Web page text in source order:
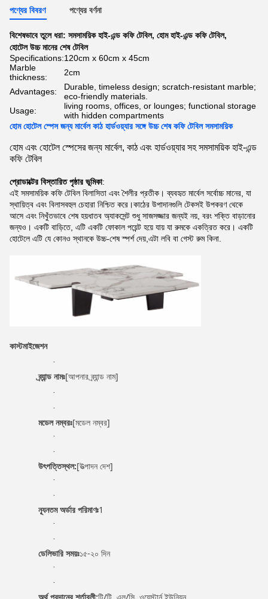
পণ্যের বিবরণ পণ্যের বর্ণনা
বিশেষভাবে তুলে ধরা: সমসাময়িক হাই-এন্ড কফি টেবিল, হোম হাই-এন্ড কফি টেবিল,
হোটেল উচ্চ মানের শেষ টেবিল
Specifications:120cm x 60cm x 45cm
Marble
thickness:
2cm
Advantages:
Durable, timeless design; scratch-resistant marble;
eco-friendly materials.
Usage:
living rooms, offices, or lounges; functional storage
with hidden compartments
হোম হোটেল স্পেস জন্য মার্বেল কাঠ হার্ডওয়্যার সঙ্গে উচ্চ শেষ কফি টেবিল সমসাময়িক
হোম এবং হোটেল স্পেসের জন্য মার্বেল, কাঠ এবং হার্ডওয়্যার সহ সমসাময়িক হাই-এন্ড
কফি টেবিল
প্রোডাক্টের বিস্তারিত পৃষ্ঠার ভূমিকা:
এই সমসাময়িক কফি টেবিল বিলাসিতা এবং শৈলীর প্রতীক। ব্যবহৃত মার্বেল সর্বোচ্চ মানের, যা
স্থায়িত্ব এবং বিলাসবহুল চেহারা নিশ্চিত করে।কাঠের উপাদানগুলি টেকসই উপকরণ থেকে
আসে এবং নিখুঁতভাবে শেষ হয়ধাতব অ্যাকসেন্ট শুধু সাজসজ্জার জন্যই নয়, বরং শক্তি বাড়ানোর
জন্যও। একটি বাড়িতে, এটি একটি ফোকাল পয়েন্ট হয়ে যায় যা রুমকে একত্রিত করে। একটি
হোটেলে এটি যে কোনও স্থানকে উচ্চ-শেষ স্পর্শ দেয়,এটা লবি বা গেস্ট রুম কিনা.
কাস্টমাইজেশন
·
ব্র্যান্ড নামঃ[আপনার ব্র্যান্ড নাম]
·
·
মডেল নম্বরঃ[মডেল নম্বর]
·
·
উৎপত্তিস্থল:[উত্পাদন দেশ]
·
·
ন্যূনতম অর্ডার পরিমাণঃ1
·
·
ডেলিভারি সময়ঃ১৫-২০ দিন
·
·